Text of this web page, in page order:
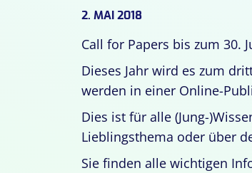
2. MAI 2018
Call for Papers bis zum 30.
Dieses Jahr wird es zum
werden in einer Online-
Dies ist für alle (Jung-
Lieblingsthema oder über
Sie finden alle wichtigen